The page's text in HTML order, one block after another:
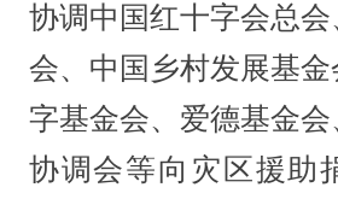
协调中国红十字会总
会、中国乡村发展基
字基金会、爱德基金
协调会等向灾区援助